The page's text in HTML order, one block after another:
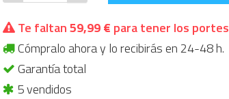
Te faltan59,99 € para tener los portes
Cómpralo ahora y lo recibirás en 24-48 h.
Garantía total
5 vendidos